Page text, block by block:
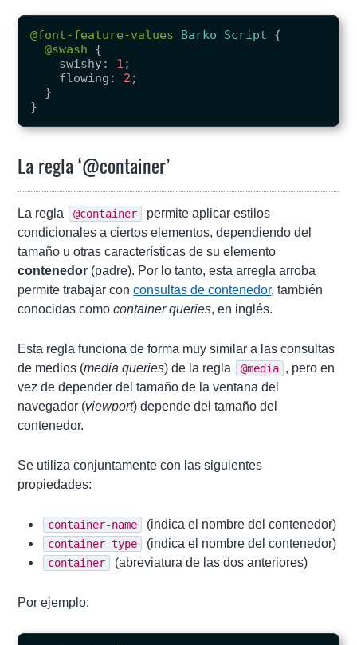
@font-feature-values Barko Script
{
@swash
{
swishy: 1 ;
flowing : 2 ;
}
}
La regla ‘@container’
La regla @container
permite aplicar estilos
condicionales a ciertos elementos, dependiendo del
tamaño u otras características de su elemento
contenedor (padre). Por lo tanto, esta arregla arroba
permite trabajar conconsultas de contenedor, también
conocidas comocontainer queries, en inglés.
Esta regla funciona de forma muy similar a las consultas
de medios (media queries) de la regla @media , pero en
vez de depender del tamaño de la ventana del
navegador (viewport) depende del tamaño del
contenedor.
Se utiliza conjuntamente con las siguientes
propiedades:
container-name (indica el nombre del contenedor)
container-type (indica el nombre del contenedor)
container (abreviatura de las dos anteriores)
Por ejemplo: